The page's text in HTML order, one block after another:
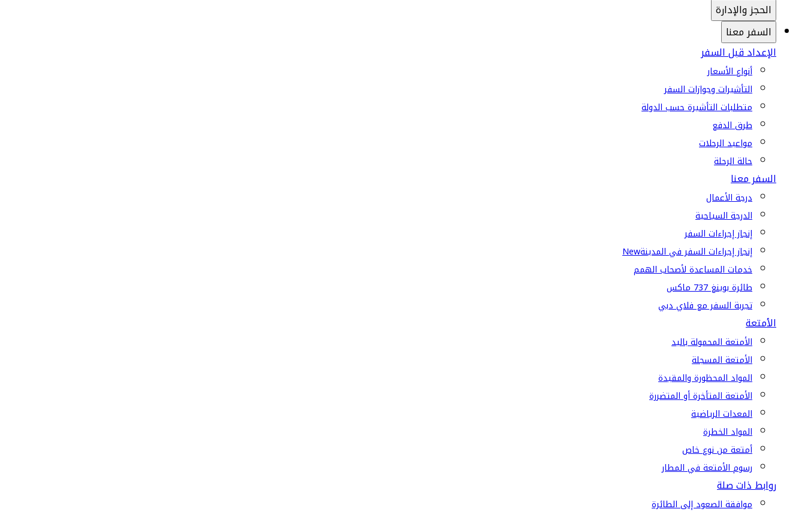
الحجز والإدارة
السفر معنا
الإعداد قبل السفر
أنواع الأسعار
التأشيرات وجوازات السفر
متطلبات التأشيرة حسب الدولة
طرق الدفع
مواعيد الرحلات
حالة الرحلة
السفر معنا
درجة الأعمال
الدرجة السياحية
إنجاز إجراءات السفر
إنجاز إجراءات السفر في المدينةNew
خدمات المساعدة لأصحاب الهمم
طائرة بوينغ 737 ماكس
تجربة السفر مع فلاي دبي
الأمتعة
الأمتعة المحمولة باليد
الأمتعة المسجلة
المواد المحظورة والمقيدة
الأمتعة المتأخرة أو المتضررة
المعدات الرياضية
المواد الخطرة
أمتعة من نوع خاص
رسوم الأمتعة في المطار
روابط ذات صلة
موافقة الصعود إلى الطائرة